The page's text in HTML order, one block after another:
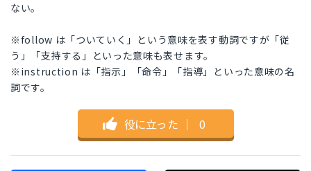
ない。
※follow は「ついていく」という意味を表す動詞ですが「従
う」「支持する」といった意味も表せます。
※instruction は「指示」「命令」「指導」といった意味の名
詞です。
役に立った ｜ 0